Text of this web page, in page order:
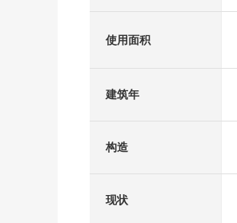
使用面积
建筑年
构造
现状